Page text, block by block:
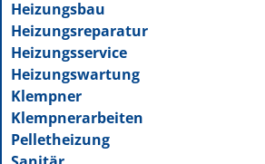
Heizungsbau
Heizungsreparatur
Heizungsservice
Heizungswartung
Klempner
Klempnerarbeiten
Pelletheizung